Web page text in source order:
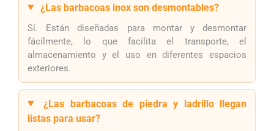
¿Las barbacoas inox son desmontables?
Sí. Están diseñadas para montar y desmontar
fácilmente, lo que facilita el transporte, el
almacenamiento y el uso en diferentes espacios
exteriores.
¿Las barbacoas de piedra y ladrillo llegan
listas para usar?